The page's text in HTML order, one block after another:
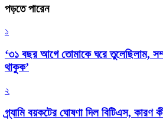
পড়তে পারেন
১
‘৩১ বছর আগে তোমাকে ঘরে তুলেছিলাম,
থাকুক’
২
গ্র্যামি বয়কটের ঘোষণা দিল বিটিএস, কারণ